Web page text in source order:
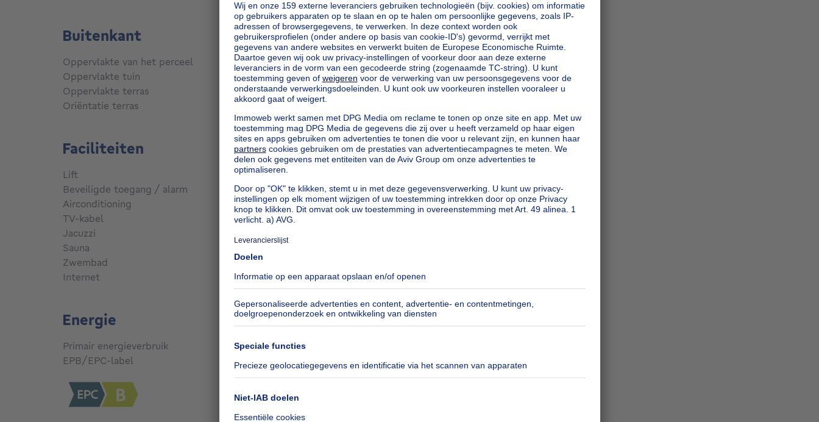
Buitenkant
Oppervlakte van het perceel 726m² vierkante meters
Oppervlakte tuin
567m² vierkante meters
Oppervlakte terras
18m² vierkante meters
Oriëntatie terras
Noordoost
Faciliteiten
Lift
Nee
Beveiligde toegang / alarm
Nee
Airconditioning
Ja
TV-kabel
Ja
Jacuzzi
Sauna
Zwembad
Nee
Internet
Ja
Energie
Primair energieverbruik 159kWh/m² kilowattuur per vierkante meters
EPB/EPC-label
B